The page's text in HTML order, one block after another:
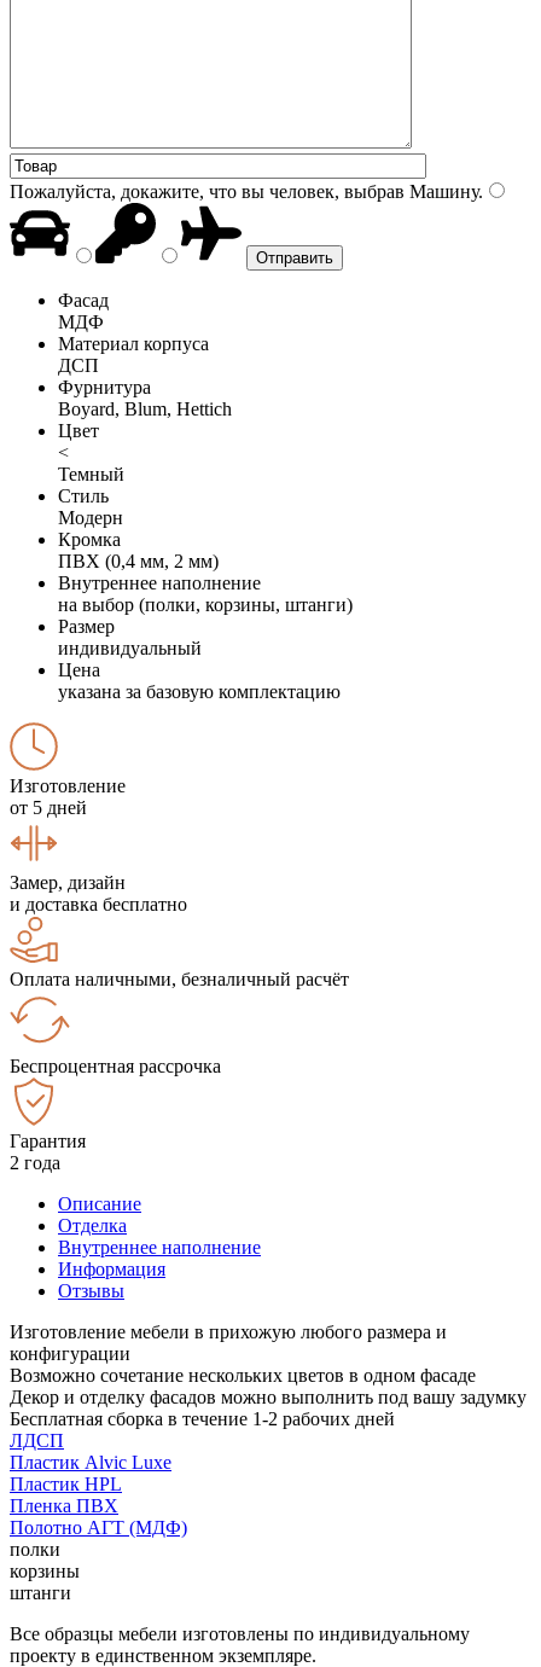
Пожалуйста, докажите, что вы человек, выбрав Машину.
Фасад
МДФ
Материал корпуса
ДСП
Фурнитура
Boyard, Blum, Hettich
Цвет
<
Темный
Стиль
Модерн
Кромка
ПВХ (0,4 мм, 2 мм)
Внутреннее наполнение
на выбор (полки, корзины, штанги)
Размер
индивидуальный
Цена
указана за базовую комплектацию
Изготовление
от 5 дней
Замер, дизайн
и доставка бесплатно
Оплата наличными, безналичный расчёт
Беспроцентная рассрочка
Гарантия
2 года
Описание
Отделка
Внутреннее наполнение
Информация
Отзывы
Изготовление мебели в прихожую любого размера и
конфигурации
Возможно сочетание нескольких цветов в одном фасаде
Декор и отделку фасадов можно выполнить под вашу задумку
Бесплатная сборка в течение 1-2 рабочих дней
ЛДСП
Пластик Alvic Luxe
Пластик HPL
Пленка ПВХ
Полотно АГТ (МДФ)
полки
корзины
штанги
Все образцы мебели изготовлены по индивидуальному
проекту в единственном экземпляре.